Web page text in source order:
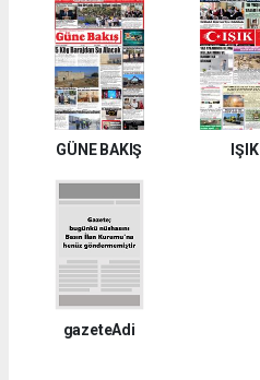
GÜNE BAKIŞ IŞIK
gazeteAdi